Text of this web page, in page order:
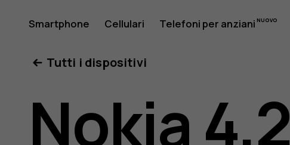
Manuale
d’uso
Smartphone Cellulari Telefoni per anziani
Tutti i dispositivi
Nokia 4.2